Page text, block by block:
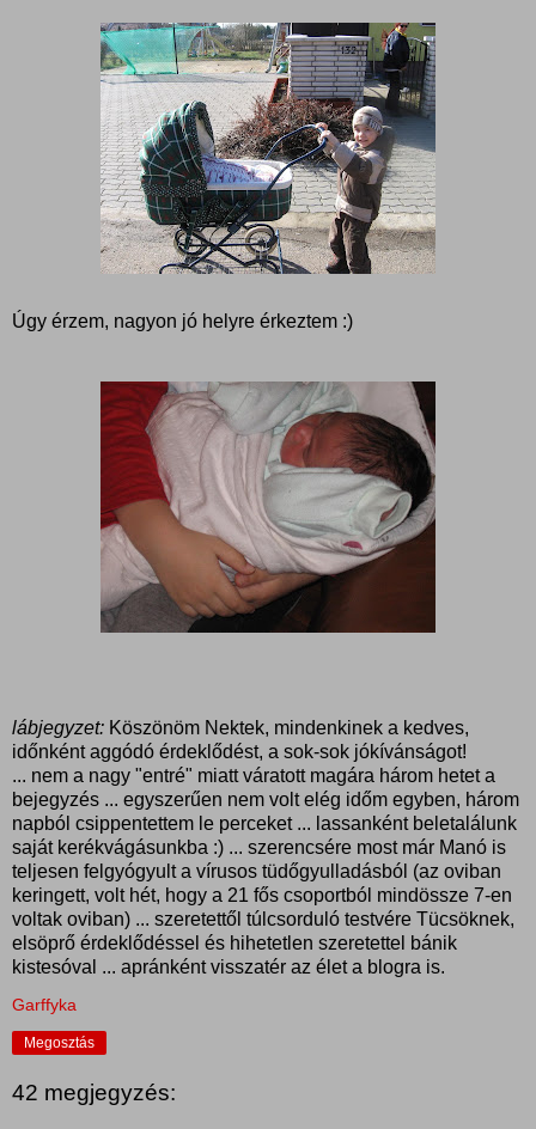
Úgy érzem, nagyon jó helyre érkeztem :)
lábjegyzet: Köszönöm Nektek, mindenkinek a kedves,
időnként aggódó érdeklődést, a sok-sok jókívánságot!
... nem a nagy "entré" miatt váratott magára három hetet a
bejegyzés ... egyszerűen nem volt elég időm egyben, három
napból csippentettem le perceket ... lassanként beletalálunk
saját kerékvágásunkba :) ... szerencsére most már Manó is
teljesen felgyógyult a vírusos tüdőgyulladásból (az oviban
keringett, volt hét, hogy a 21 fős csoportból mindössze 7-en
voltak oviban) ... szeretettől túlcsorduló testvére Tücsöknek,
elsöprő érdeklődéssel és hihetetlen szeretettel bánik
kistesóval ... apránként visszatér az élet a blogra is.
Garffyka
Megosztás
42 megjegyzés: